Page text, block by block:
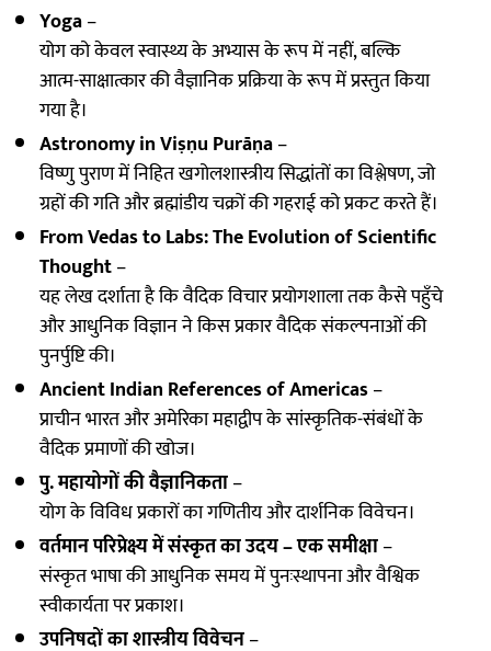
Yoga–
योग को केवल स्वास्थ्य के अभ्यास के रूप में नहीं, बल्कि
आत्म-साक्षात्कार की वैज्ञानिक प्रक्रिया के रूप में प्रस्तुत किया
गया है।
Astronomy in Viṣṇu Purāṇa–
विष्णु पुराण में निहित खगोलशास्त्रीय सिद्धांतों का विश्लेषण, जो
ग्रहों की गति और ब्रह्मांडीय चक्रों की गहराई को प्रकट करते हैं।
From Vedas to Labs: The Evolution of Scientific
Thought–
यह लेख दर्शाता है कि वैदिक विचार प्रयोगशाला तक कैसे पहुँचे
और आधुनिक विज्ञान ने किस प्रकार वैदिक संकल्पनाओं की
पुनर्पुष्टि की।
Ancient Indian References of Americas–
प्राचीन भारत और अमेरिका महाद्वीप के सांस्कृतिक-संबंधों के
वैदिक प्रमाणों की खोज।
पु. महायोगों की वैज्ञानिकता–
योग के विविध प्रकारों का गणितीय और दार्शनिक विवेचन।
वर्तमान परिप्रेक्ष्य में संस्कृत का उदय – एक समीक्षा–
संस्कृत भाषा की आधुनिक समय में पुनःस्थापना और वैश्विक
स्वीकार्यता पर प्रकाश।
उपनिषदों का शास्त्रीय विवेचन–